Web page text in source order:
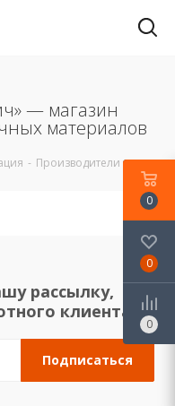
— магазин
материалов
- Производители
рассылку,
клиента!
0
0
0